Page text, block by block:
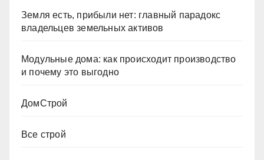
Земля есть, прибыли нет: главный парадокс
владельцев земельных активов
Модульные дома: как происходит производство
и почему это выгодно
ДомСтрой
Все строй